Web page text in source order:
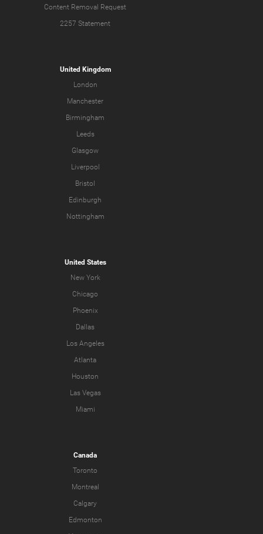
Content Removal Request
2257 Statement
United Kingdom
London
Manchester
Birmingham
Leeds
Glasgow
Liverpool
Bristol
Edinburgh
Nottingham
United States
New York
Chicago
Phoenix
Dallas
Los Angeles
Atlanta
Houston
Las Vegas
Miami
Canada
Toronto
Montreal
Calgary
Edmonton